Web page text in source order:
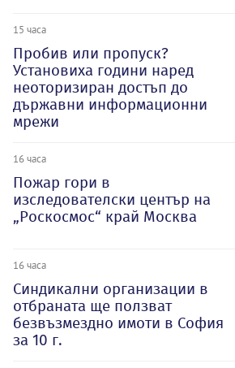
15 часа
Пробив или пропуск?
Установиха години наред
неоторизиран достъп до
държавни информационни
мрежи
16 часа
Пожар гори в
изследователски център на
„Роскосмос“ край Москва
16 часа
Синдикални организации в
отбраната ще ползват
безвъзмездно имоти в София
за 10 г.